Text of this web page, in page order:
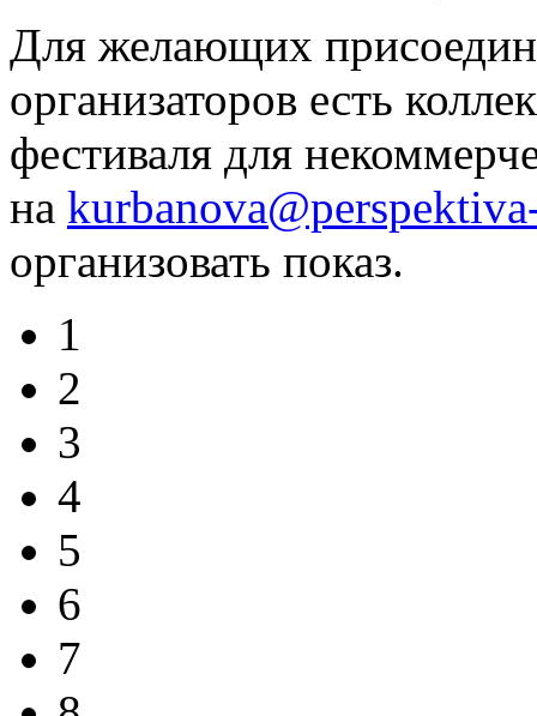
Для желающих
организаторов есть
фестиваля для
на
организовать показ.
1
2
3
4
5
6
7